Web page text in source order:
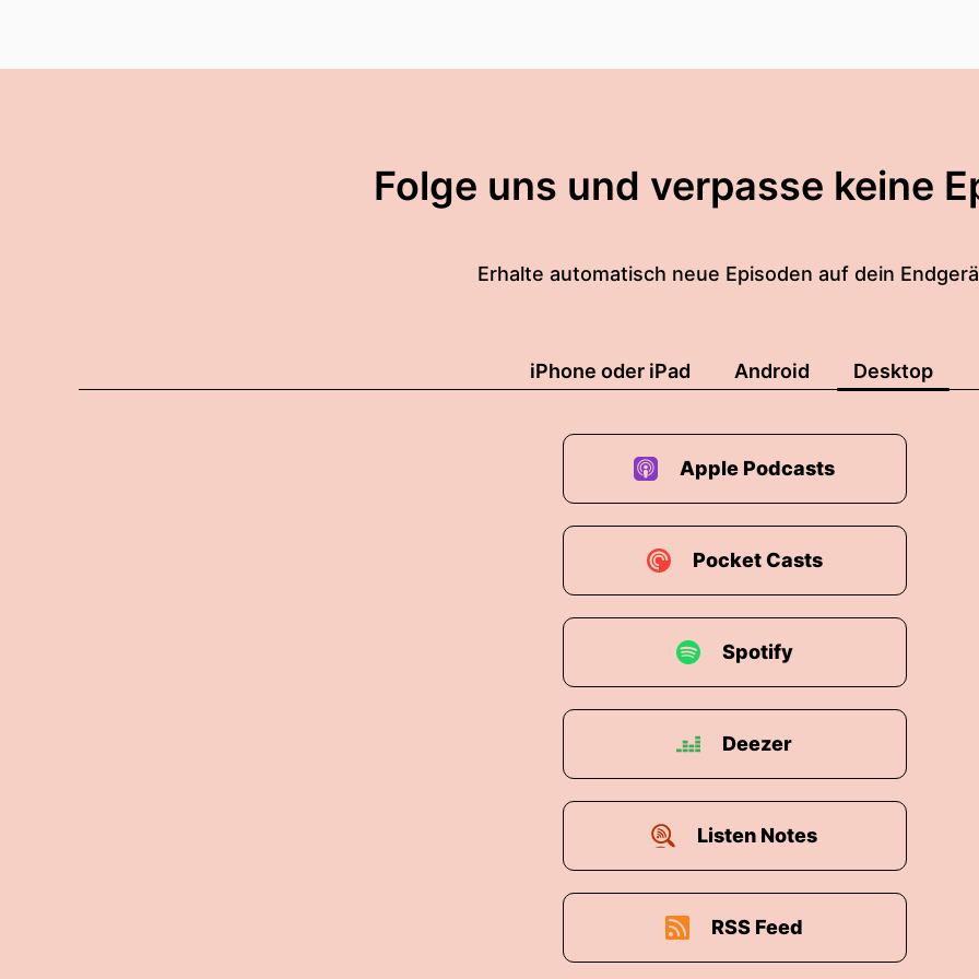
Folge uns und verpasse keine
Erhalte automatisch neue Episoden auf dein
iPhone oder iPad Android Desktop
Apple Podcasts
Pocket Casts
Spotify
Deezer
Listen Notes
RSS Feed